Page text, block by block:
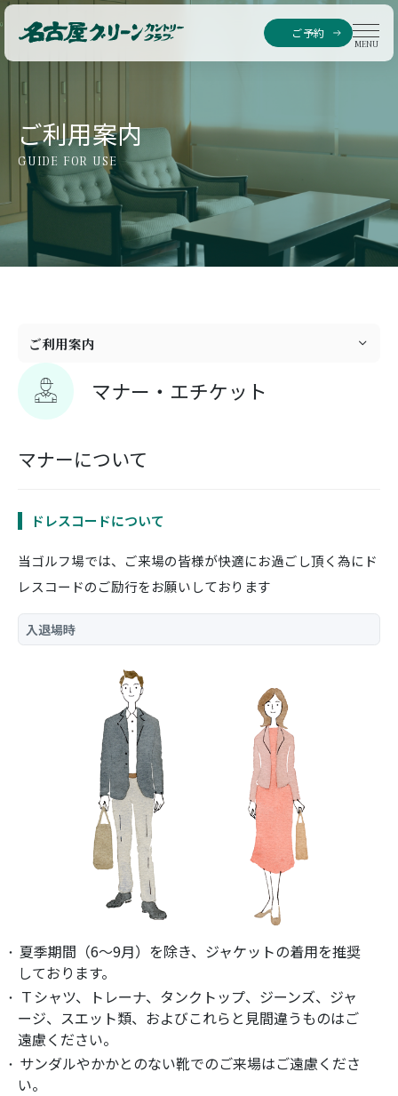
ご予約
MENU
ご利用案内
GUIDE FOR USE
マナー・エチケット
マナーについて
ドレスコードについて
当ゴルフ場では、ご来場の皆様が快適にお過ごし頂く為にド
レスコードのご励行をお願いしております
入退場時
夏季期間（6〜9月）を除き、ジャケットの着用を推奨
しております。
Ｔシャツ、トレーナ、タンクトップ、ジーンズ、ジャ
ージ、スエット類、およびこれらと見間違うものはご
遠慮ください。
サンダルやかかとのない靴でのご来場はご遠慮くださ
い。
ご利用案内
ご予約方法
チェックイン・チェックアウト
メンバーサービス
提携ゴルフ場について